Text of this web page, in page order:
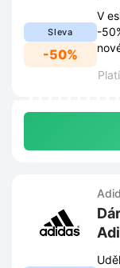
Sleva
-50%
V
-